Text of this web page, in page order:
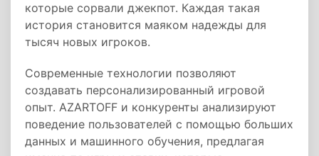
которые сорвали джекпот. Каждая такая
история становится маяком надежды для
тысяч новых игроков.
Современные технологии позволяют
создавать персонализированный игровой
опыт. AZARTOFF и конкуренты анализируют
поведение пользователей с помощью больших
данных и машинного обучения, предлагая